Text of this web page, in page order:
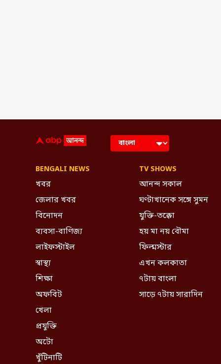
BENGALI NEWS
খবর
জেলার খবর
বিনোদন
ব্যবসা-বাণিজ্য
লাইফস্টাইল
স্বাস্থ্য
শিক্ষা
অফবিট
খেলা
প্রযুক্তি
অটো
খুঁটিনাটি
TV SHOWS
আনন্দ সকাল
ঘণ্টাখানেক সঙ্গে সুমন
যুক্তি-তক্কো
হয় মা নয় বৌমা
ফিল্মস্টার
এখন কলকাতা
৭টায় বাংলা
সাড়ে ৭টায় সারাদিন